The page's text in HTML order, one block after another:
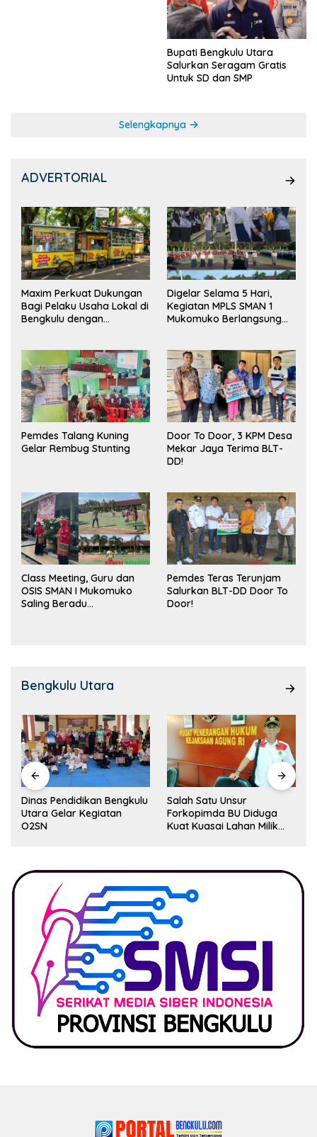
Bupati Bengkulu Utara
Salurkan Seragam Gratis
Untuk SD dan SMP
Selengkapnya
ADVERTORIAL
Maxim Perkuat Dukungan
Bagi Pelaku Usaha Lokal di
Bengkulu dengan
Pasar
Digelar Selama 5 Hari,
Kegiatan MPLS SMAN 1
Mukomuko Berlangsung
Pemdes Talang Kuning
Gelar Rembug Stunting
Door To Door, 3 KPM Desa
Mekar Jaya Terima BLT-
DD!
Class Meeting, Guru dan
OSIS SMAN I Mukomuko
Saling Beradu
Pemdes Teras Terunjam
Salurkan BLT-DD Door To
Door!
Bengkulu Utara
Dinas Pendidikan Bengkulu
Utara Gelar Kegiatan
O2SN
Salah Satu Unsur
Forkopimda BU Diduga
Kuat Kuasai Lahan Milik